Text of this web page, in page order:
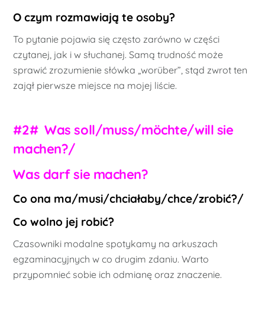
O czym rozmawiają te osoby?
To pytanie pojawia się często zarówno w części
czytanej, jak i w słuchanej. Samą trudność może
sprawić zrozumienie słówka „worüber”, stąd zwrot ten
zajął pierwsze miejsce na mojej liście.
#2# Was soll/muss/möchte/will sie
machen?/
Was darf sie machen?
Co ona ma/musi/chciałaby/chce/zrobić?/
Co wolno jej robić?
Czasowniki modalne spotykamy na arkuszach
egzaminacyjnych w co drugim zdaniu. Warto
przypomnieć sobie ich odmianę oraz znaczenie.